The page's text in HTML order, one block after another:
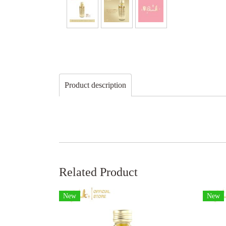
Product description
Related Product
New New